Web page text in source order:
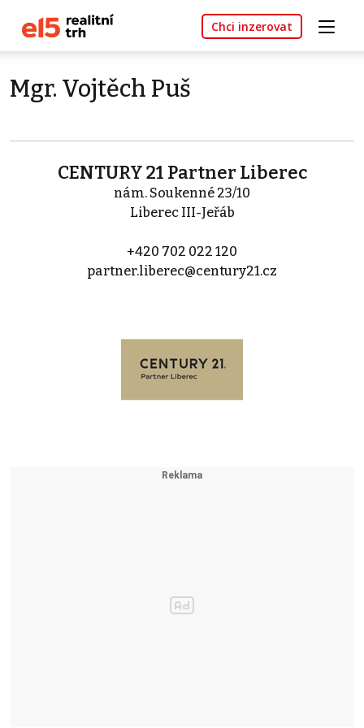
Chci inzerovat
Mgr. Vojtěch Puš
CENTURY 21 Partner Liberec
nám. Soukenné 23/10
Liberec III-Jeřáb
+420 702 022 120
partner.liberec@century21.cz